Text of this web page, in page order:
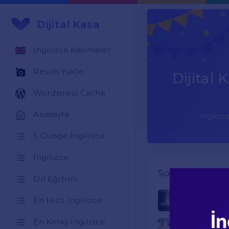
Dijital Kasa
İngilizce Kelimeler
Resim Yükle
Wordpress Cache
Anasayfa
5 Günde İngilizce
İngilizce
Dil Eğitimi
En Hızlı İngilizce
En Kolay İngilizce
Dijital
Son Yazılar
8. Sınıf